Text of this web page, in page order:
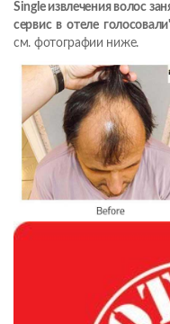
Single извлечения волос
сервис в отеле
см. фотографии ниже.